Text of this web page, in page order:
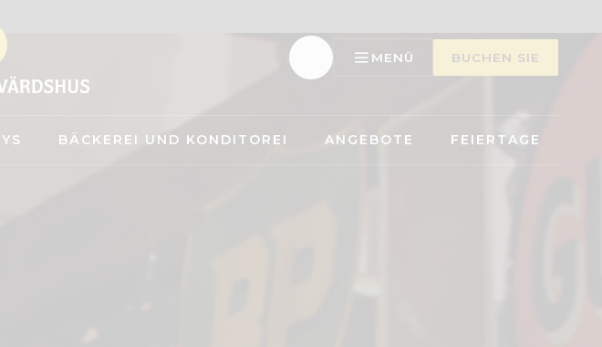
MENÜ BUCHEN SIE
BÄCKEREI UND KONDITOREI ANGEBOTE FEIERTAGE